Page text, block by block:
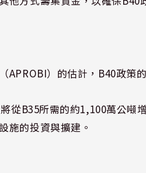
APROBI）的估計，B40政策
從B35所需的約1,100萬公噸
施的投資與擴建。